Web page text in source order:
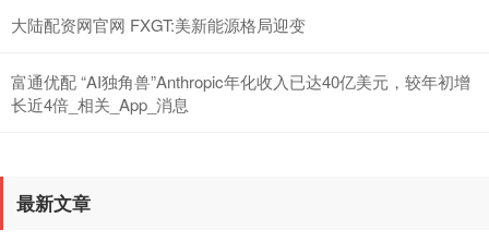
大陆配资网官网 FXGT:美新能源格局迎变
富通优配 “AI独角兽”Anthropic年化收入已达40亿美元，较年初增
长近4倍_相关_App_消息
最新文章